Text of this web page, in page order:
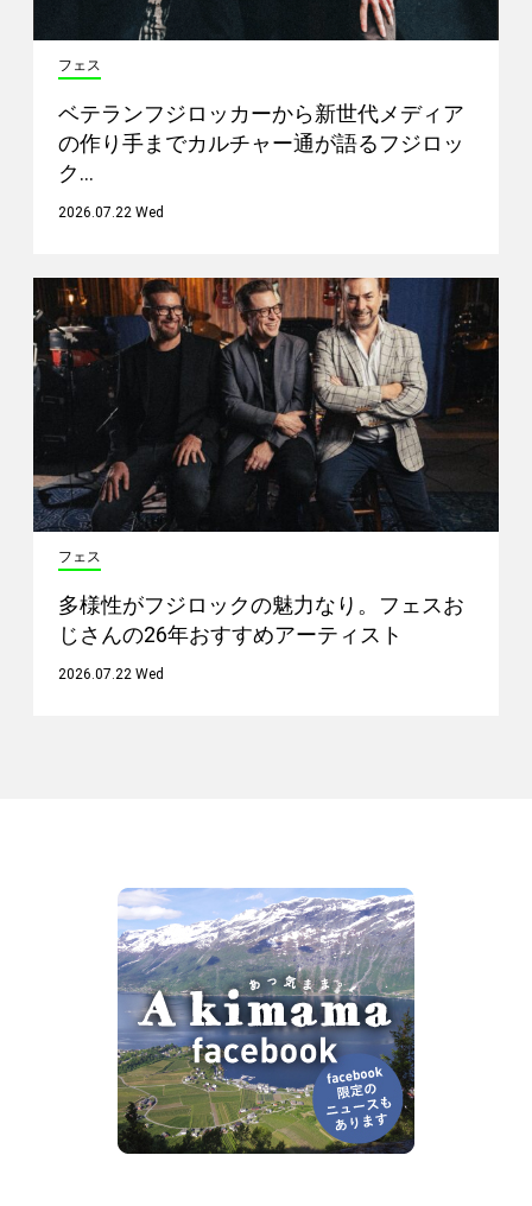
フェス
ベテランフジロッカーから新世代メディア
の作り手までカルチャー通が語るフジロッ
ク…
2026.07.22 Wed
フェス
多様性がフジロックの魅力なり。フェスお
じさんの26年おすすめアーティスト
2026.07.22 Wed